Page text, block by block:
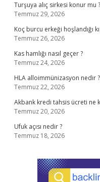
Turşuya alıç sirkesi konur mu ?
Temmuz 29, 2026
Koç burcu erkeği hoşlandığı
Temmuz 26, 2026
Kas hamlığı nasıl geçer ?
Temmuz 24, 2026
HLA alloimmünizasyon nedir ?
Temmuz 22, 2026
Akbank kredi tahsis ücreti ne
Temmuz 20, 2026
Ufuk açısı nedir ?
Temmuz 18, 2026